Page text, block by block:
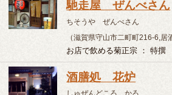
（奈良県奈良市光明院町16,寿司）
お店で飲める菊正宗 ： 特撰
手打ちうどん・そば・丼 ふくや
お店で飲める菊正宗 ： 上撰
みやこ